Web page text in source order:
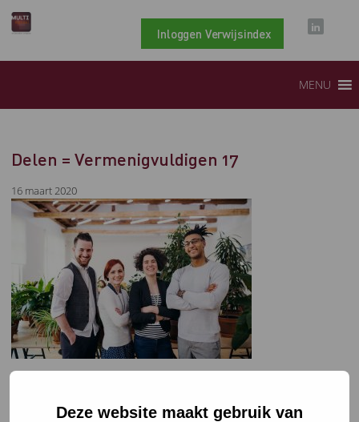
Deze website maakt gebruik van
Inloggen Verwijsindex
MENU
Delen = Vermenigvuldigen 17
16 maart 2020
Vier professionals die werken met de verwijsindex.